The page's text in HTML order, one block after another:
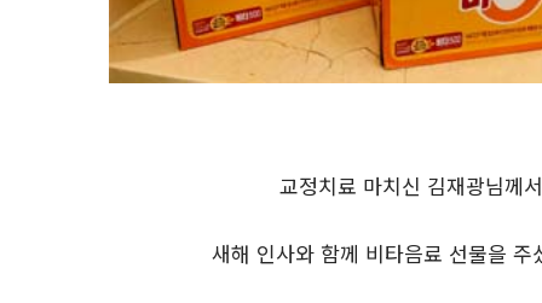
교정치료 마치신 김재광님께서
새해 인사와 함께 비타음료 선물을 주